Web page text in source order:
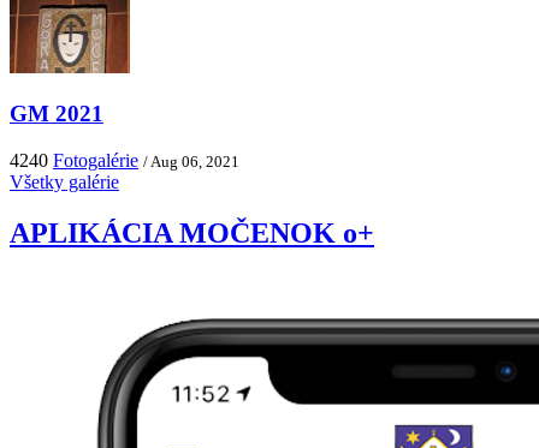
GM 2021
4240 Fotogalérie / Aug 06, 2021
Všetky galérie
APLIKÁCIA MOČENOK o+